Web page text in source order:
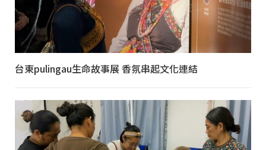
台東pulingau生命故事展 香氛串起文化連結